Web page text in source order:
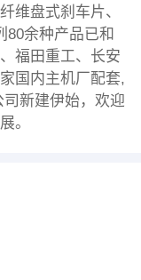
维盘式刹车片、
80余种产品已和
福田重工、长安
国内主机厂配套,
新建伊始，欢迎
。